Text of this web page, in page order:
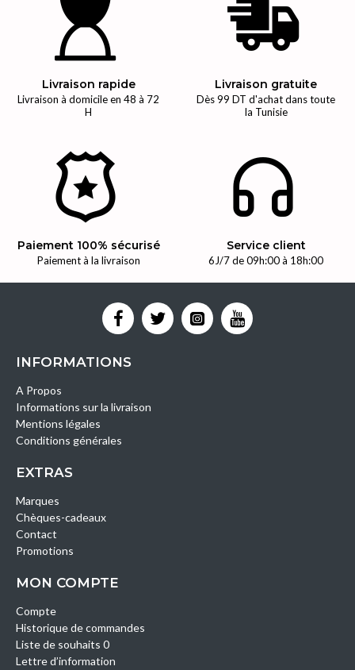
Livraison rapide
Livraison à domicile en 48 à 72
H
Livraison gratuite
Dès 99 DT d'achat dans toute
la Tunisie
Paiement 100% sécurisé
Paiement à la livraison
Service client
6J/7 de 09h:00 à 18h:00
INFORMATIONS
A Propos
Informations sur la livraison
Mentions légales
Conditions générales
EXTRAS
Marques
Chèques-cadeaux
Contact
Promotions
MON COMPTE
Compte
Historique de commandes
Liste de souhaits 0
Lettre d’information